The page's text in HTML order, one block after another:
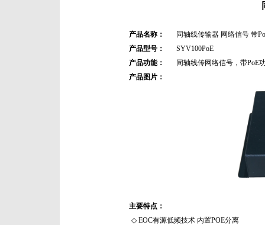
产品名称： 同轴线传输器 网络信号 带
产品型号：
SYV100PoE
产品功能：
同轴线传网络信号，带PoE
产品图片：
主要特点：
◇ EOC有源低频技术 内置POE分离